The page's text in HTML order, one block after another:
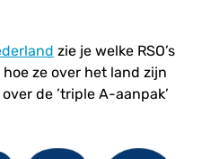
zie je welke RSO’s
ze over het land zijn
de ’triple A-aanpak’